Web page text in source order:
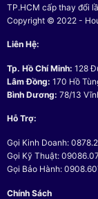
TP.HCM cấp thay đổi
Copyright © 2022 -
Liên Hệ:
Tp. Hồ Chí Minh: 128
Lâm Đồng: 170 Hồ
Bình Dương: 78/13
Hỗ Trợ:
Gọi Kinh Doanh:
Gọi Kỹ Thuật:
Gọi Bảo Hành:
Chính Sách